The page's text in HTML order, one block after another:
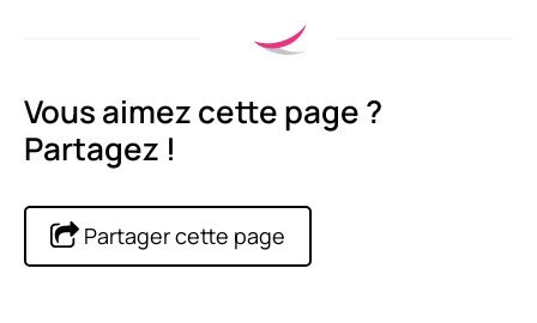
Vous aimez cette page ?
Partagez !
Partager cette page